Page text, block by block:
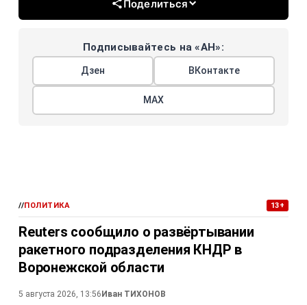
Поделиться
Подписывайтесь на «АН»:
Дзен ВКонтакте
МАХ
//ПОЛИТИКА 13+
Reuters сообщило о развёртывании
ракетного подразделения КНДР в
Воронежской области
5 августа 2026, 13:56 Иван ТИХОНОВ